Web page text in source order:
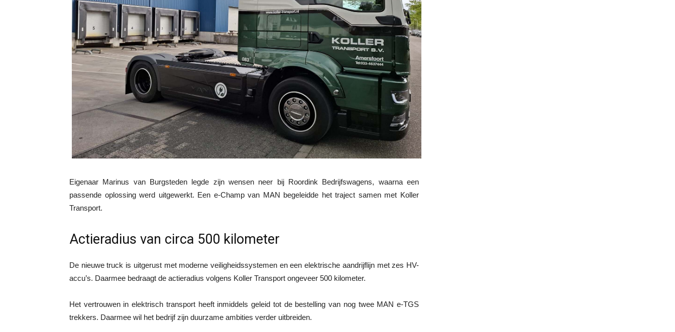
Eigenaar Marinus van Burgsteden legde zijn wensen neer bij Roordink Bedrijfswagens, waarna een
passende oplossing werd uitgewerkt. Een e-Champ van MAN begeleidde het traject samen met Koller
Transport.
Actieradius van circa 500 kilometer
De nieuwe truck is uitgerust met moderne veiligheidssystemen en een elektrische aandrijflijn met zes HV-
accu’s. Daarmee bedraagt de actieradius volgens Koller Transport ongeveer 500 kilometer.
Het vertrouwen in elektrisch transport heeft inmiddels geleid tot de bestelling van nog twee MAN e-TGS
trekkers. Daarmee wil het bedrijf zijn duurzame ambities verder uitbreiden.